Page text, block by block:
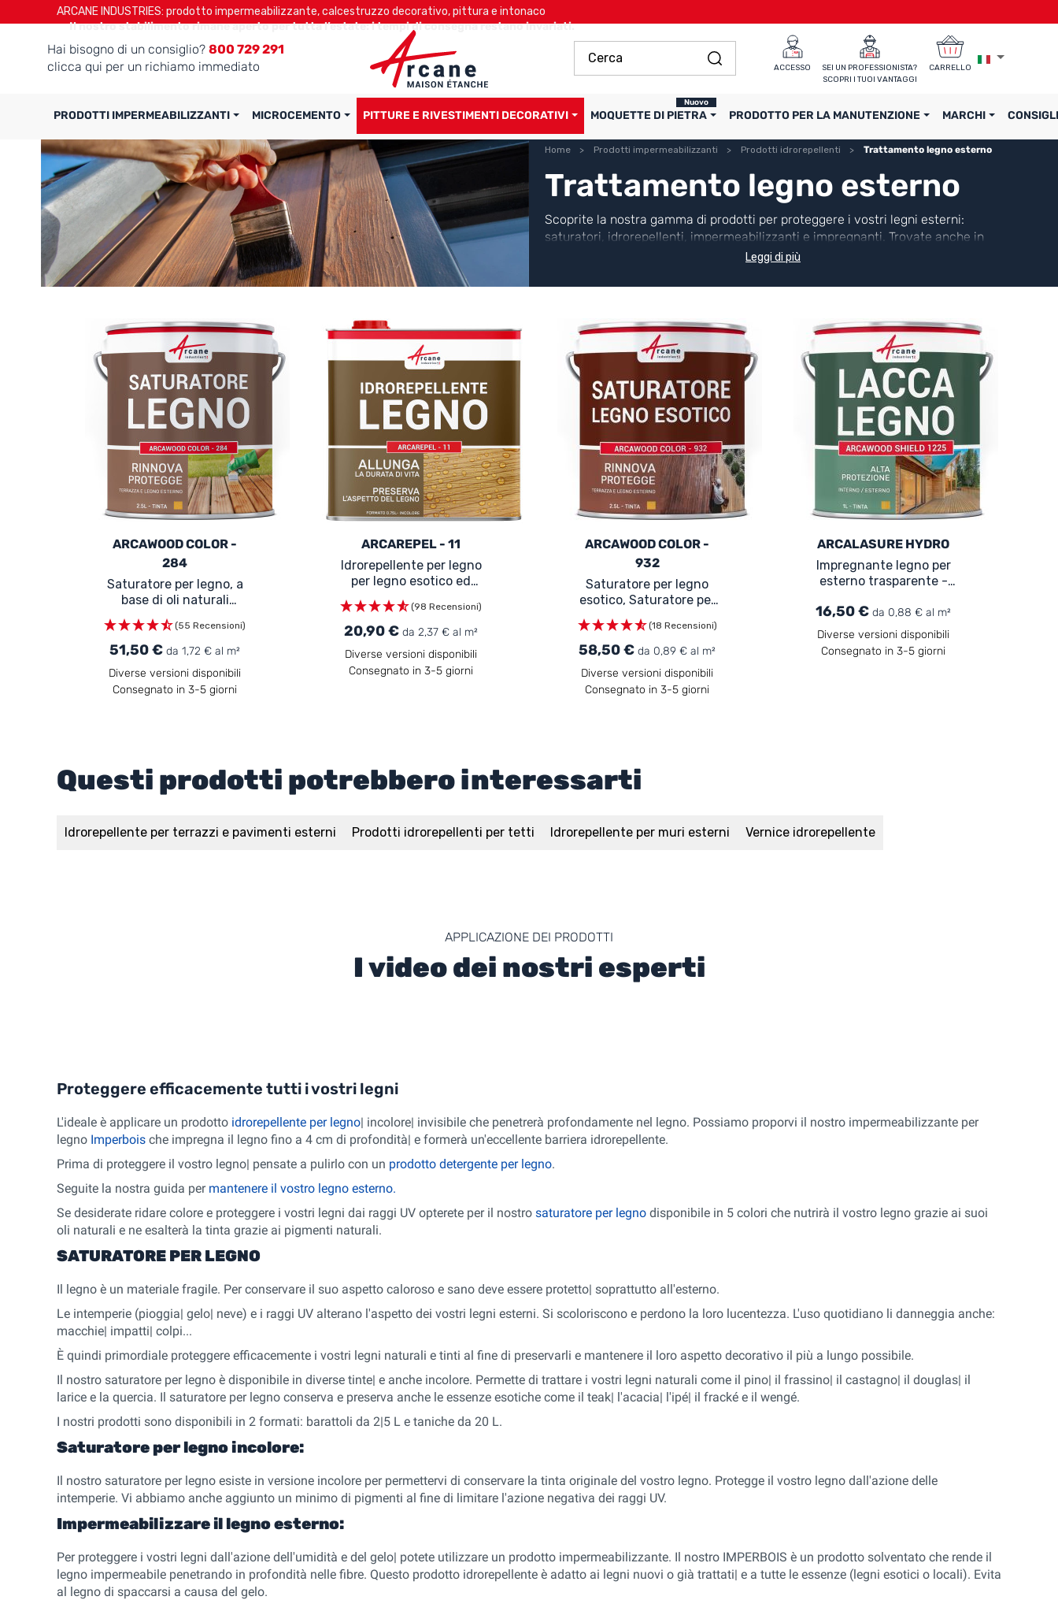
ARCANE INDUSTRIES: prodotto impermeabilizzante, calcestruzzo decorativo, pittura e intonaco
Il nostro stabilimento rimane aperto per tutta l’estate: i tempi di consegna restano invariati.
Hai bisogno di un consiglio? 800 729 291
clicca qui per un richiamo immediato
ACCESSO
SEI UN PROFESSIONISTA?
SCOPRI I TUOI VANTAGGI
CARRELLO
PRODOTTI IMPERMEABILIZZANTI MICROCEMENTO PITTURE E RIVESTIMENTI DECORATIVI MOQUETTE DI PIETRA
Nuovo
PRODOTTO PER LA MANUTENZIONE MARCHI
Home Prodotti impermeabilizzanti Prodotti idrorepellenti Trattamento legno esterno
Trattamento legno esterno
Scoprite la nostra gamma di prodotti per proteggere i vostri legni esterni:
saturatori, idrorepellenti, impermeabilizzanti e impregnanti. Trovate anche in
fondo alla pagina i nostri consigli di applicazione e le soluzioni adatte a ogni
Leggi di più
ARCAWOOD COLOR -
284
Saturatore per legno, a
base di oli naturali
vegetali - ARCAWOOD
COLOR 284(55 Recensioni)
51,50 € da 1,72 € al m²
Diverse versioni disponibili
Consegnato in 3-5 giorni
ARCAREPEL - 11
Idrorepellente per legno
per legno esotico ed
esterno: ARCAREPEL - 11
(98 Recensioni)
20,90 € da 2,37 € al m²
Diverse versioni disponibili
Consegnato in 3-5 giorni
ARCAWOOD COLOR -
932
Saturatore per legno
esotico, Saturatore per
legno da esterno
ARCAWOOD COLOR -
932
(18 Recensioni)
58,50 € da 0,89 € al m²
Diverse versioni disponibili
Consegnato in 3-5 giorni
ARCALASURE HYDRO
Impregnante legno per
esterno trasparente -
16,50 € da 0,88 € al m²
Diverse versioni disponibili
Consegnato in 3-5 giorni
Questi prodotti potrebbero interessarti
Idrorepellente per terrazzi e pavimenti esterni Prodotti idrorepellenti per tetti Idrorepellente per muri esterni Vernice idrorepellente
APPLICAZIONE DEI PRODOTTI
I video dei nostri esperti
Proteggere efficacemente tutti i vostri legni
L'ideale è applicare un prodotto idrorepellente per legno| incolore| invisibile che penetrerà profondamente nel legno. Possiamo proporvi il nostro impermeabilizzante per
legno Imperbois che impregna il legno fino a 4 cm di profondità| e formerà un'eccellente barriera idrorepellente.
Prima di proteggere il vostro legno| pensate a pulirlo con un prodotto detergente per legno.
Seguite la nostra guida per mantenere il vostro legno esterno.
Se desiderate ridare colore e proteggere i vostri legni dai raggi UV opterete per il nostro saturatore per legno disponibile in 5 colori che nutrirà il vostro legno grazie ai suoi
oli naturali e ne esalterà la tinta grazie ai pigmenti naturali.
SATURATORE PER LEGNO
Il legno è un materiale fragile. Per conservare il suo aspetto caloroso e sano deve essere protetto| soprattutto all'esterno.
Le intemperie (pioggia| gelo| neve) e i raggi UV alterano l'aspetto dei vostri legni esterni. Si scoloriscono e perdono la loro lucentezza. L'uso quotidiano li danneggia anche:
macchie| impatti| colpi...
È quindi primordiale proteggere efficacemente i vostri legni naturali e tinti al fine di preservarli e mantenere il loro aspetto decorativo il più a lungo possibile.
Il nostro saturatore per legno è disponibile in diverse tinte| e anche incolore. Permette di trattare i vostri legni naturali come il pino| il frassino| il castagno| il douglas| il
larice e la quercia. Il saturatore per legno conserva e preserva anche le essenze esotiche come il teak| l'acacia| l'ipé| il fracké e il wengé.
I nostri prodotti sono disponibili in 2 formati: barattoli da 2|5 L e taniche da 20 L.
Saturatore per legno incolore:
Il nostro saturatore per legno esiste in versione incolore per permettervi di conservare la tinta originale del vostro legno. Protegge il vostro legno dall'azione delle
intemperie. Vi abbiamo anche aggiunto un minimo di pigmenti al fine di limitare l'azione negativa dei raggi UV.
Impermeabilizzare il legno esterno:
Per proteggere i vostri legni dall'azione dell'umidità e del gelo| potete utilizzare un prodotto impermeabilizzante. Il nostro IMPERBOIS è un prodotto solventato che rende il
legno impermeabile penetrando in profondità nelle fibre. Questo prodotto idrorepellente è adatto ai legni nuovi o già trattati| e a tutte le essenze (legni esotici o locali). Evita
al legno di spaccarsi a causa del gelo.